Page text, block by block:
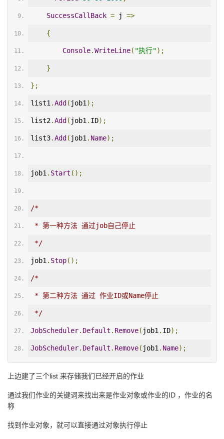
SuccessCallBack = j =>
{
Console.WriteLine( "执行");
}
};
list1 .Add ( job1 );
list2.Add ( job1 . ID);
list3.Add ( job1 . Name);
job1 . Start ();
/*
* 第一种方法 通过job自己停止
*/
job1 . Stop();
/*
* 第二种方法 通过 作业ID或Name停止
*/
JobScheduler. Default . Remove( job1 . ID);
JobScheduler. Default . Remove( job1 . Name);
上边建了三个list 来存储我们已经开启的作业
通过我们作业的关键词来找出来是作业对象或作业的ID ，作业的名
称
找到作业对象，就可以直接通过对象执行停止